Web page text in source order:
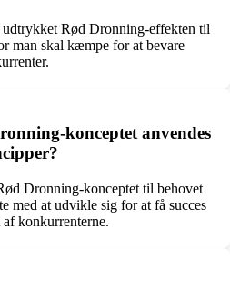
Rød Dronning-effekten til
man skal kæmpe for at bevare
konceptet anvendes
Dronning-konceptet til behovet
med at udvikle sig for at få succes
konkurrenterne.